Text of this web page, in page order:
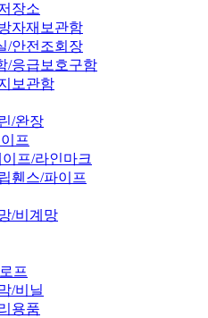
장소
자재보관함
/안전조회장
/응급보호구함
보관함
/완장
프
프/라인마크
휀스/파이프
/비계망
프
/비닐
용품